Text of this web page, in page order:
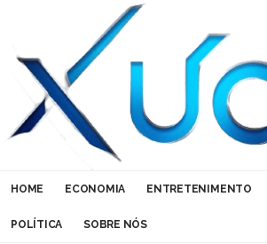
HOME ECONOMIA ENTRETENIMENTO
POLÍTICA SOBRE NÓS